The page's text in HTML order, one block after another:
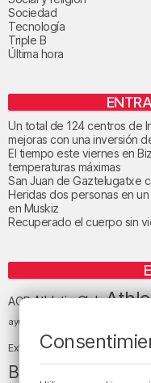
Sociedad
Tecnología
Triple B
Última hora
Un total de 124 centros de
mejoras con una inversión
El tiempo este viernes en
temperaturas máximas
San Juan de Gaztelugatxe
Heridas dos personas en
en Muskiz
Recuperado el cuerpo sin
ACBAthletic Club
ayuntamiento de Bilbao
Exhibition Center)
Bizkaia y sus